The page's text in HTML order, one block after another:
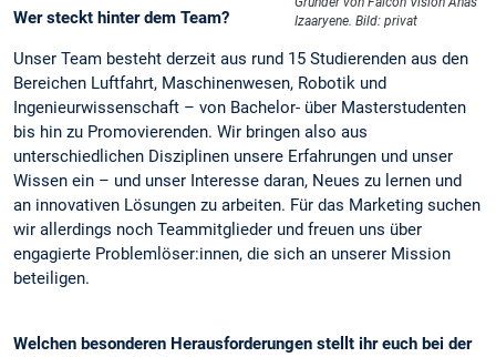
Izaaryene. Bild: privat
Wer steckt hinter dem Team?
Unser Team besteht derzeit aus rund 15 Studierenden aus den
Bereichen Luftfahrt, Maschinenwesen, Robotik und
Ingenieurwissenschaft – von Bachelor- über Masterstudenten
bis hin zu Promovierenden. Wir bringen also aus
unterschiedlichen Disziplinen unsere Erfahrungen und unser
Wissen ein – und unser Interesse daran, Neues zu lernen und
an innovativen Lösungen zu arbeiten. Für das Marketing suchen
wir allerdings noch Teammitglieder und freuen uns über
engagierte Problemlöser:innen, die sich an unserer Mission
beteiligen.
Welchen besonderen Herausforderungen stellt ihr euch bei der